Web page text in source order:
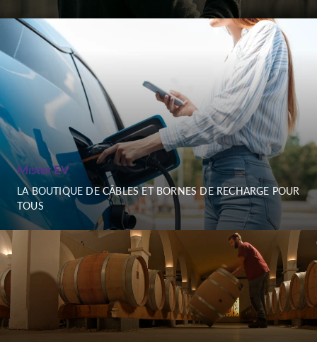
Mister EV
LA BOUTIQUE DE CÂBLES ET BORNES DE RECHARGE POUR
TOUS